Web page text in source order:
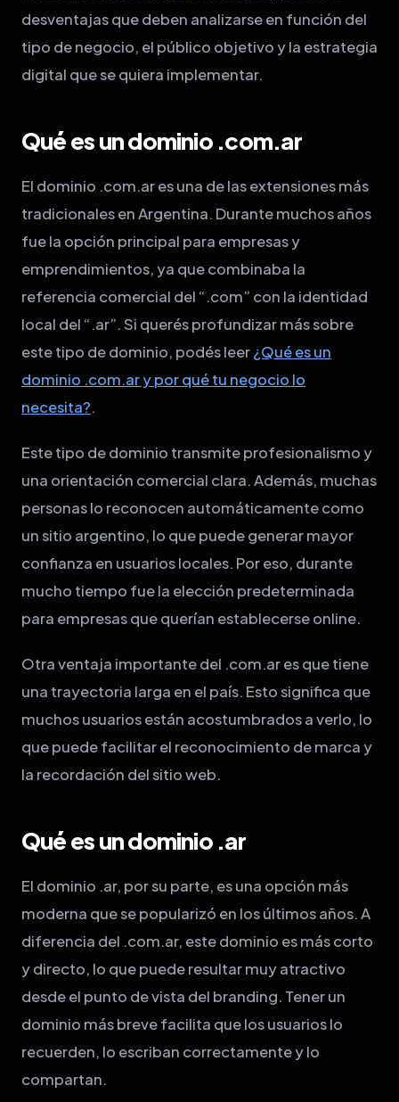
desventajas que deben analizarse en función del
tipo de negocio, el público objetivo y la estrategia
digital que se quiera implementar.
Qué es un dominio .com.ar
El dominio .com.ar es una de las extensiones más
tradicionales en Argentina. Durante muchos años
fue la opción principal para empresas y
emprendimientos, ya que combinaba la
referencia comercial del “.com” con la identidad
local del “.ar”. Si querés profundizar más sobre
este tipo de dominio, podés leer¿Qué es un
dominio .com.ar y por qué tu negocio lo
necesita?.
Este tipo de dominio transmite profesionalismo y
una orientación comercial clara. Además, muchas
personas lo reconocen automáticamente como
un sitio argentino, lo que puede generar mayor
confianza en usuarios locales. Por eso, durante
mucho tiempo fue la elección predeterminada
para empresas que querían establecerse online.
Otra ventaja importante del .com.ar es que tiene
una trayectoria larga en el país. Esto significa que
muchos usuarios están acostumbrados a verlo, lo
que puede facilitar el reconocimiento de marca y
la recordación del sitio web.
Qué es un dominio .ar
El dominio .ar, por su parte, es una opción más
moderna que se popularizó en los últimos años. A
diferencia del .com.ar, este dominio es más corto
y directo, lo que puede resultar muy atractivo
desde el punto de vista del branding. Tener un
dominio más breve facilita que los usuarios lo
recuerden, lo escriban correctamente y lo
compartan.